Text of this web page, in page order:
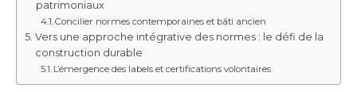
patrimoniaux
Concilier normes contemporaines et bâti ancien
Vers une approche intégrative des normes : le défi de la
construction durable
L’émergence des labels et certifications volontaires